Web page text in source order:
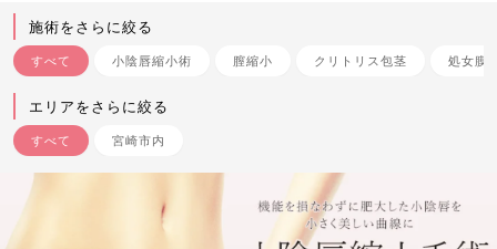
施術をさらに絞る
すべて 小陰唇縮小術 膣縮小 クリトリス包茎 処女膜
エリアをさらに絞る
すべて 宮崎市内